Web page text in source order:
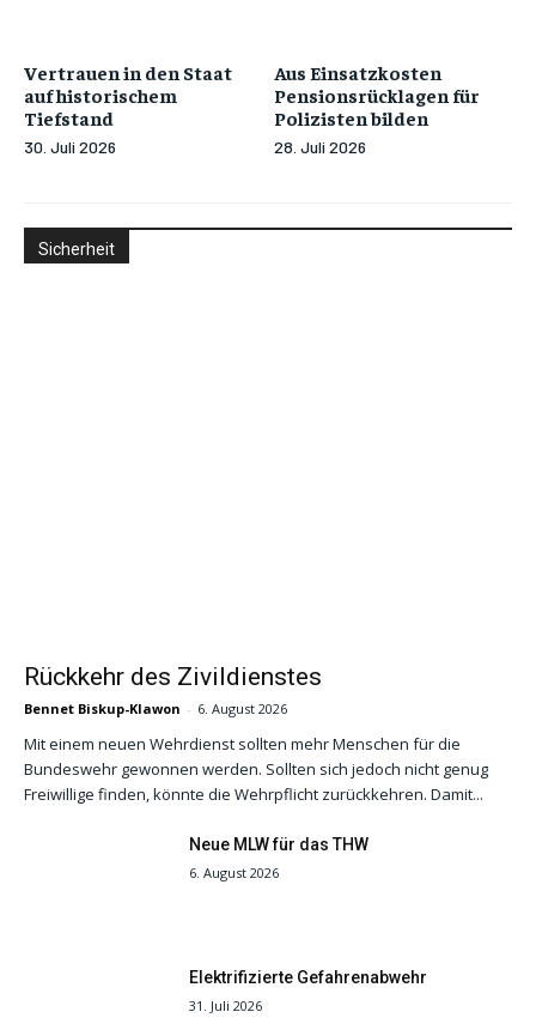
Vertrauen in den Staat
auf historischem
Tiefstand
30. Juli 2026
Aus Einsatzkosten
Pensionsrücklagen für
Polizisten bilden
28. Juli 2026
Sicherheit
Rückkehr des Zivildienstes
Bennet Biskup-Klawon - 6. August 2026
Mit einem neuen Wehrdienst sollten mehr Menschen für die
Bundeswehr gewonnen werden. Sollten sich jedoch nicht genug
Freiwillige finden, könnte die Wehrpflicht zurückkehren. Damit...
Neue MLW für das THW
6. August 2026
Elektrifizierte Gefahrenabwehr
31. Juli 2026